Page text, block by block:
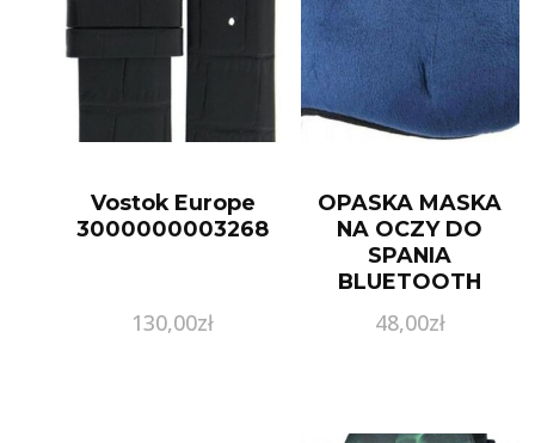
Vostok Europe
3000000003268
130,00zł
OPASKA MASKA
NA OCZY DO
SPANIA
BLUETOOTH
48,00zł